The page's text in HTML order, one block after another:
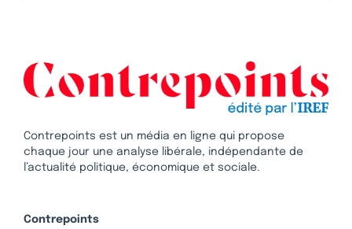
Contrepoints est un média en ligne qui propose
chaque jour une analyse libérale, indépendante de
l’actualité politique, économique et sociale.
Contrepoints